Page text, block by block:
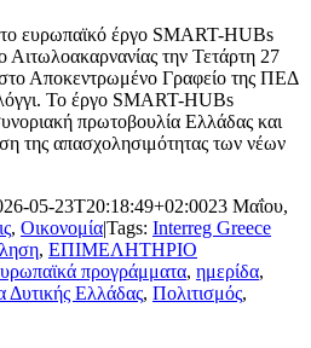
ευρωπαϊκό έργο SMART-HUBs
Αιτωλοακαρνανίας την Τετάρτη 27
Αποκεντρωμένο Γραφείο της ΠΕΔ
Το έργο SMART-HUBs
πρωτοβουλία Ελλάδας και
της απασχολησιμότητας των νέων
05-23T20:18:49+02:0023 Μαΐου,
, Οικονομία|Tags: Interreg Greece
, ΕΠΙΜΕΛΗΤΗΡΙΟ
προγράμματα, ημερίδα,
Δυτικής Ελλάδας, Πολιτισμός,